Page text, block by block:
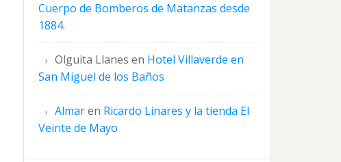
Cuerpo de Bomberos de Matanzas desde
1884.
Olguita Llanes en Hotel Villaverde en
San Miguel de los Baños
Almaren Ricardo Linares y la tienda El
Veinte de Mayo